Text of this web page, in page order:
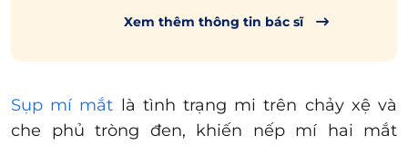
Xem thêm thông tin bác sĩ
Sụp mí mắt là tình trạng mi trên chảy xệ và
che phủ tròng đen, khiến nếp mí hai mắt